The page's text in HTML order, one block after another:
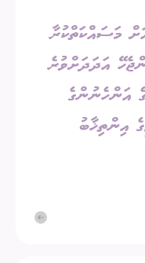
މަސައްކަތްކުރާ
އަދަދަށްވުރެ
އަންހެނުންގެ
އިންތިޚާބު